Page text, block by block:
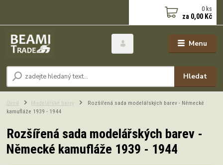
Menu
Hledat
0 ks
za 0,00 Kč
Úvod Modelářské barvy
Rozšířená sada modelářských barev - Německé
kamufláže 1939 - 1944
Rozšířená sada modelářských barev -
Německé kamufláže 1939 - 1944